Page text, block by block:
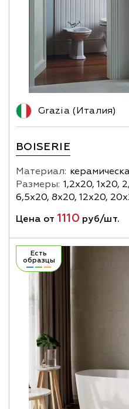
Grazia (Италия)
BOISERIE
Материал:
Размеры: 1,2х20, 1х20,
6,5х20, 8х20, 12х20,
Цена от 1110 руб/шт.
Есть
образцы